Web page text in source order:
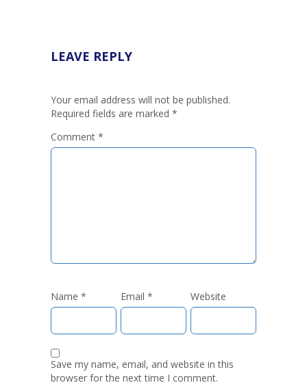
LEAVE REPLY
Your email address will not be published.
Required fields are marked *
Comment *
Name * Email * Website
Save my name, email, and website in this
browser for the next time I comment.